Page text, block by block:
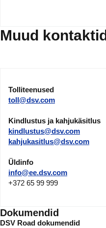
Muud kontaktid
Tolliteenused
toll@dsv.com
Kindlustus ja kahjukäsitlus
kindlustus@dsv.com
kahjukasitlus@dsv.com
Üldinfo
info@ee.dsv.com
+372 65 99 999
Dokumendid
DSV Road dokumendid